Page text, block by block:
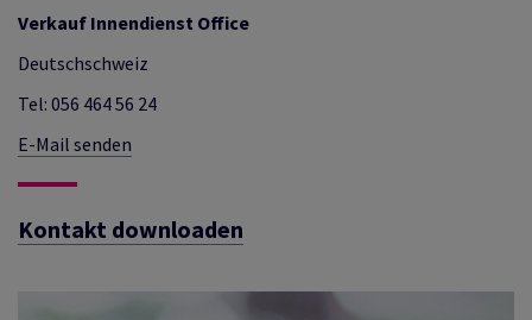
Verkauf Innendienst Office
Deutschschweiz
Tel: 056 464 56 24
E-Mail senden
Kontakt downloaden